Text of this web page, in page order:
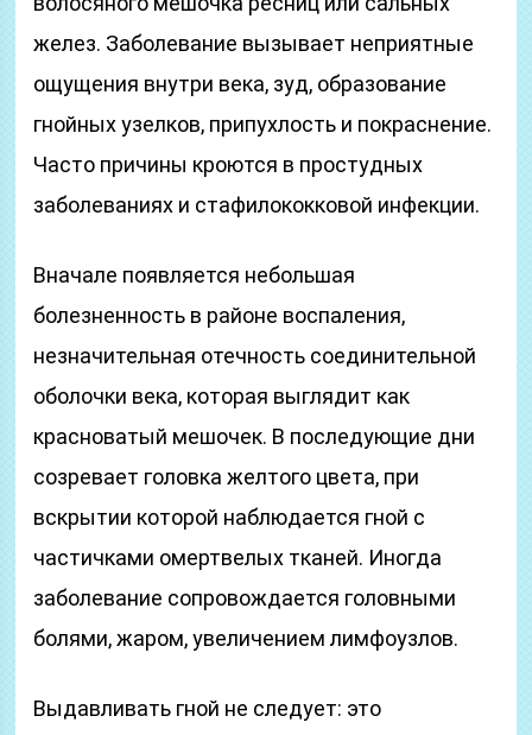
желез. Заболевание вызывает неприятные
ощущения внутри века, зуд, образование
гнойных узелков, припухлость и покраснение.
Часто причины кроются в простудных
заболеваниях и стафилококковой инфекции.
Вначале появляется небольшая
болезненность в районе воспаления,
незначительная отечность соединительной
оболочки века, которая выглядит как
красноватый мешочек. В последующие дни
созревает головка желтого цвета, при
вскрытии которой наблюдается гной с
частичками омертвелых тканей. Иногда
заболевание сопровождается головными
болями, жаром, увеличением лимфоузлов.
Выдавливать гной не следует: это